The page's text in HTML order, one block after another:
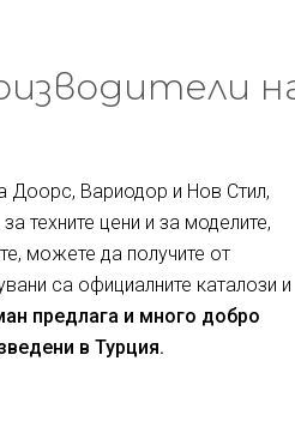
Доорс, Вариодор и Нов Стил,
техните цени и за моделите,
можете да получите от
са официалните каталози и
предлага и много добро
в Турция.